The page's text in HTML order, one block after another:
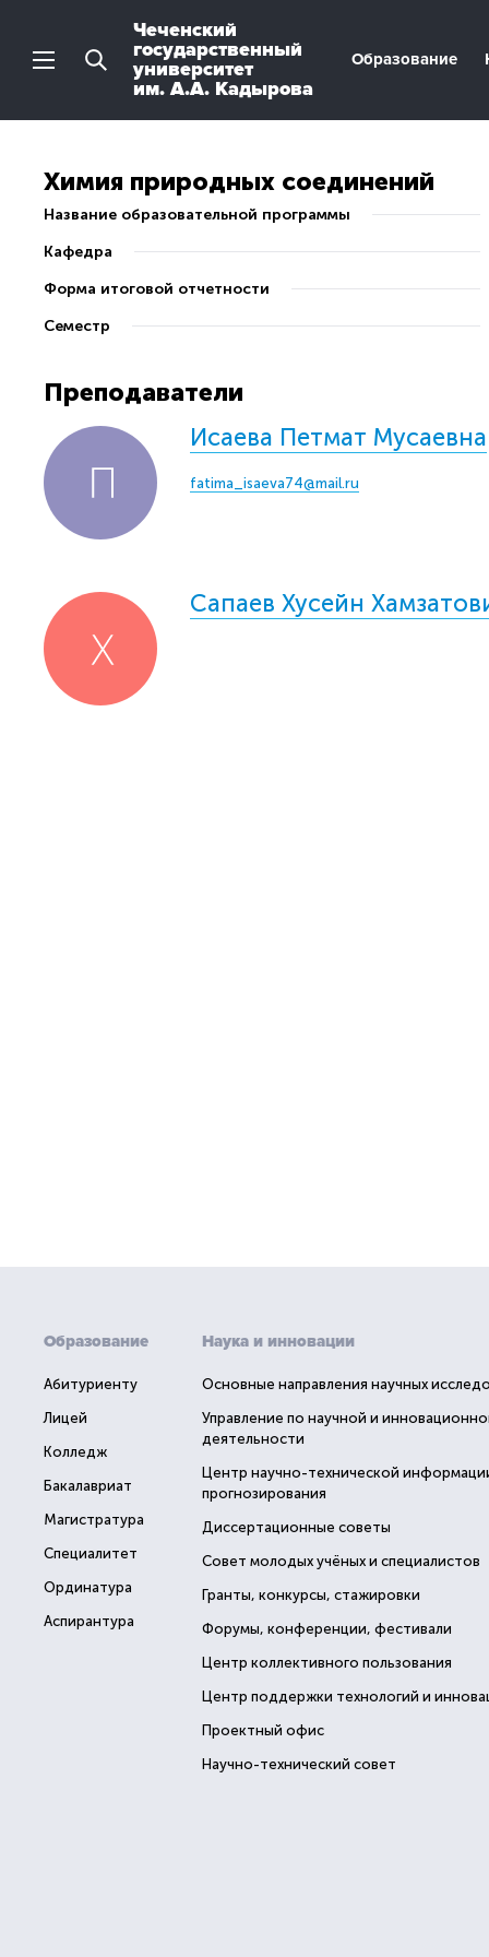
Чеченский
государственный
университет
им. А.А. Кадырова
Образование
Химия природных соединений
Название образовательной программы
Кафедра
Форма итоговой отчетности
Семестр
Преподаватели
Исаева Петмат Мусаевна
fatima_isaeva74@mail.ru
Сапаев Хусейн
Образование
Абитуриенту
Лицей
Колледж
Бакалавриат
Магистратура
Специалитет
Ординатура
Аспирантура
Наука и инновации
Основные направления научных
Управление по научной и
деятельности
Центр научно-технической
прогнозирования
Диссертационные советы
Совет молодых учёных и специалистов
Гранты, конкурсы, стажировки
Форумы, конференции, фестивали
Центр коллективного пользования
Центр поддержки технологий и
Проектный офис
Научно-технический совет